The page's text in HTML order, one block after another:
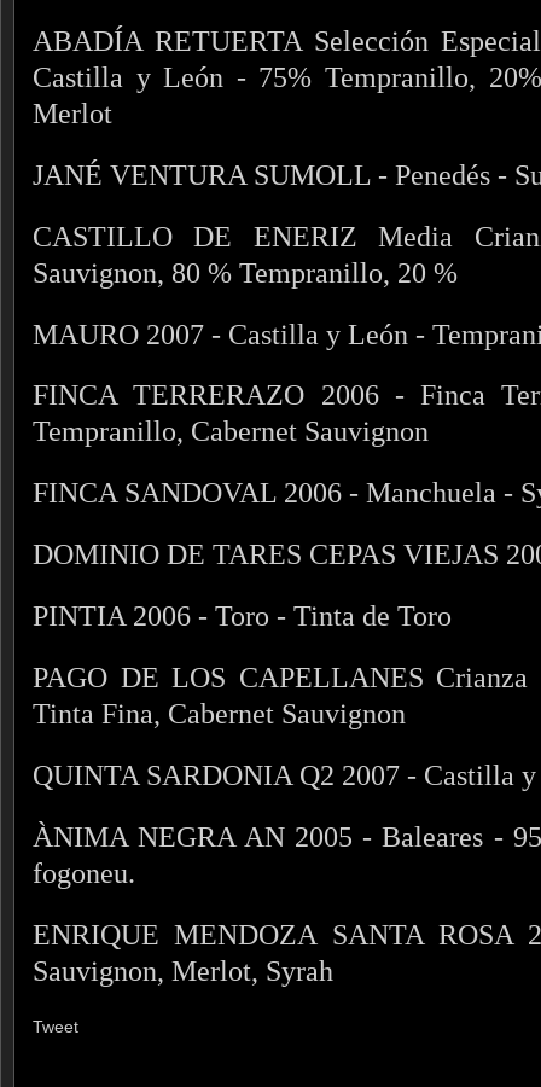
ABADÍA RETUERTA Selección
Castilla y León - 75% Tempranillo,
Merlot
JANÉ VENTURA SUMOLL - Penedés -
CASTILLO DE ENERIZ Media
Sauvignon, 80 % Tempranillo, 20 %
MAURO 2007 - Castilla y León -
FINCA TERRERAZO 2006 - Finca
Tempranillo, Cabernet Sauvignon
FINCA SANDOVAL 2006 - Manchuela -
DOMINIO DE TARES CEPAS VIEJAS
PINTIA 2006 - Toro - Tinta de Toro
PAGO DE LOS CAPELLANES
Tinta Fina, Cabernet Sauvignon
QUINTA SARDONIA Q2 2007 - Castilla
ÀNIMA NEGRA AN 2005 - Baleares -
fogoneu.
ENRIQUE MENDOZA SANTA ROSA
Sauvignon, Merlot, Syrah
Tweet